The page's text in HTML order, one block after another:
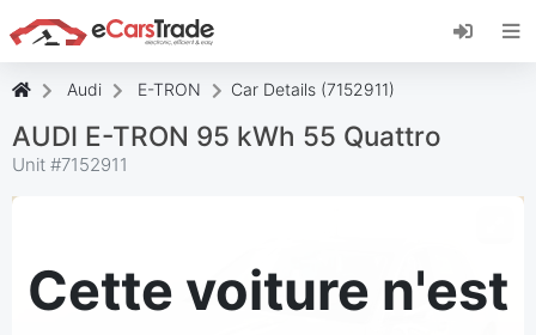
Installez l'application web eCarsTrade, ajoutez-
la à votre écran d'accueil et recevez des mises
Audi E-TRON Car Details (7152911)
AUDI E-TRON 95 kWh 55 Quattro
Unit #7152911
Cette voiture n'est